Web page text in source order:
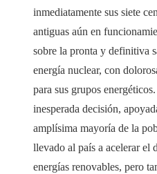
inmediatamente sus siete
antiguas aún en
sobre la pronta y definitiva
energía nuclear, con
para sus grupos
inesperada decisión,
amplísima mayoría de la
llevado al país a acelerar el
energías renovables, pero